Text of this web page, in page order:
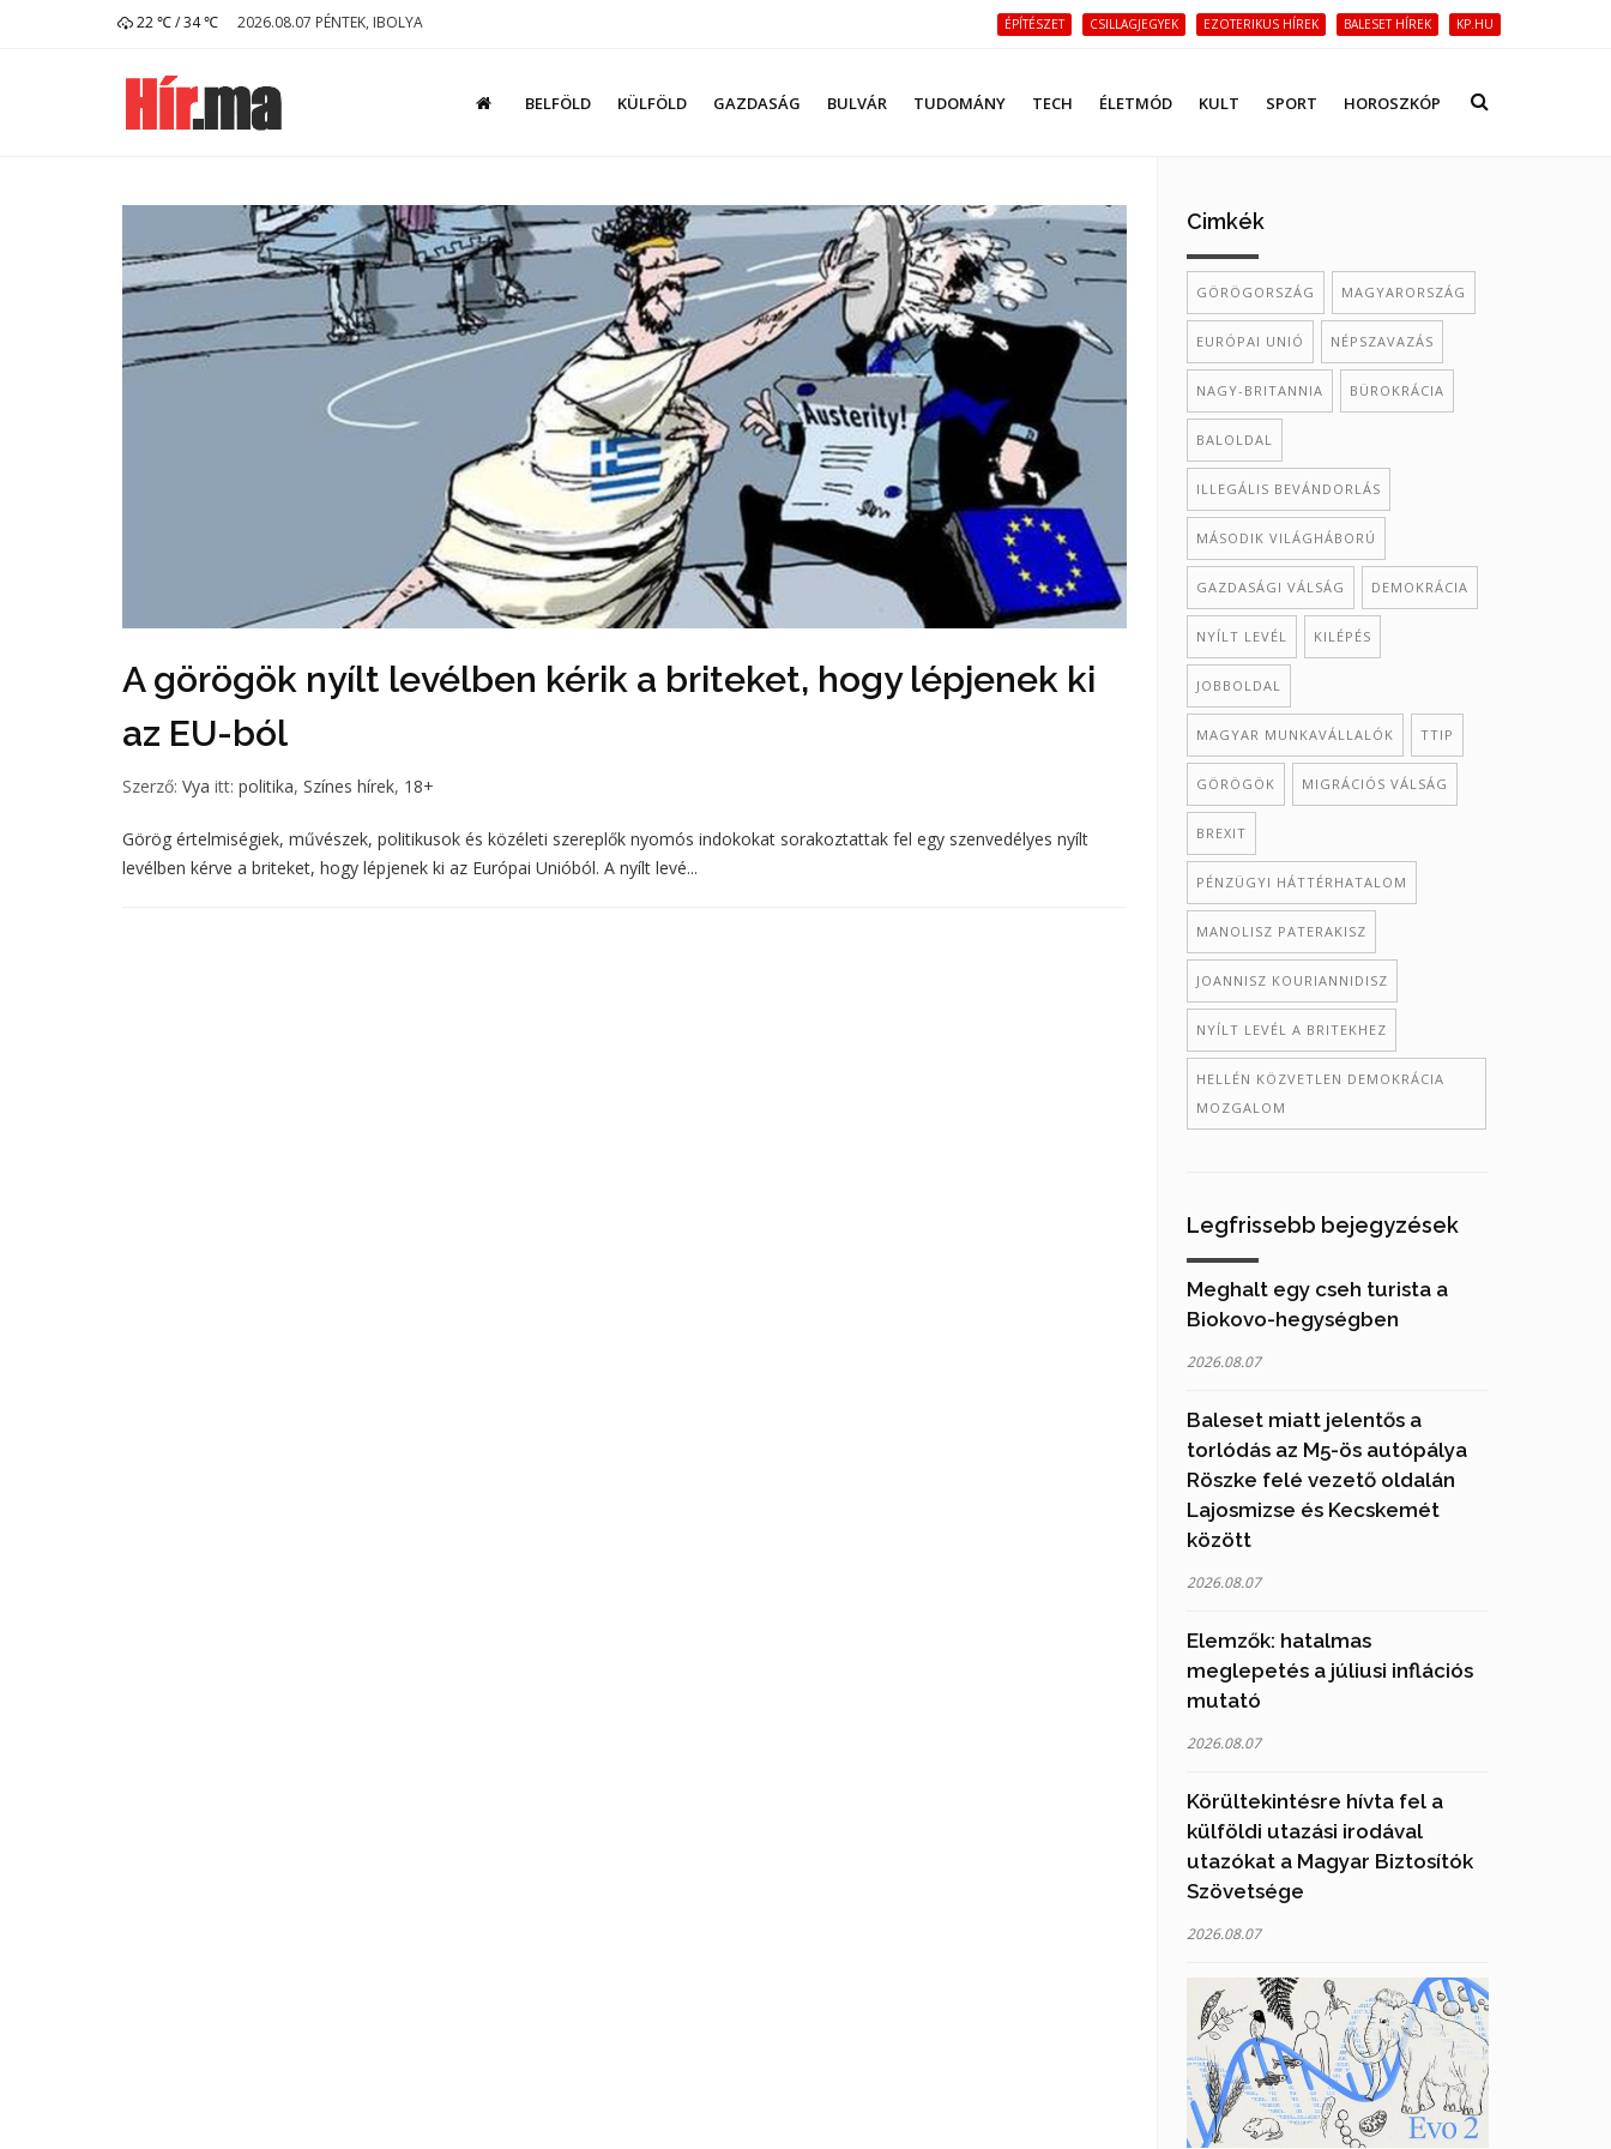
22 ℃ / 34 ℃ 2026.08.07 PÉNTEK, IBOLYA ÉPÍTÉSZET CSILLAGJEGYEK EZOTERIKUS HÍREK BALESET HÍREK KP.HU
BELFÖLD KÜLFÖLD GAZDASÁG BULVÁR TUDOMÁNY TECH ÉLETMÓD KULT SPORT HOROSZKÓP
A görögök nyílt levélben kérik a briteket, hogy lépjenek ki
az EU-ból
Szerző: Vya itt: politika, Színes hírek, 18+
Görög értelmiségiek, művészek, politikusok és közéleti szereplők nyomós indokokat sorakoztattak fel egy szenvedélyes nyílt
levélben kérve a briteket, hogy lépjenek ki az Európai Unióból. A nyílt levé...
Cimkék
GÖRÖGORSZÁG MAGYARORSZÁG
EURÓPAI UNIÓ NÉPSZAVAZÁS
NAGY-BRITANNIA BÜROKRÁCIA
BALOLDAL
ILLEGÁLIS BEVÁNDORLÁS
MÁSODIK VILÁGHÁBORÚ
GAZDASÁGI VÁLSÁG DEMOKRÁCIA
NYÍLT LEVÉL KILÉPÉS
JOBBOLDAL
MAGYAR MUNKAVÁLLALÓK TTIP
GÖRÖGÖK MIGRÁCIÓS VÁLSÁG
BREXIT
PÉNZÜGYI HÁTTÉRHATALOM
MANOLISZ PATERAKISZ
JOANNISZ KOURIANNIDISZ
NYÍLT LEVÉL A BRITEKHEZ
HELLÉN KÖZVETLEN DEMOKRÁCIA
MOZGALOM
Legfrissebb bejegyzések
Meghalt egy cseh turista a
Biokovo-hegységben
2026.08.07
Baleset miatt jelentős a
torlódás az M5-ös autópálya
Röszke felé vezető oldalán
Lajosmizse és Kecskemét
között
2026.08.07
Elemzők: hatalmas
meglepetés a júliusi inflációs
mutató
2026.08.07
Körültekintésre hívta fel a
külföldi utazási irodával
utazókat a Magyar Biztosítók
Szövetsége
2026.08.07